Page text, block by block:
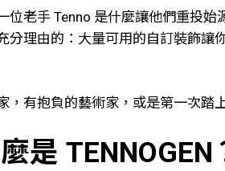
位老手 Tenno 是什麼讓他們重投
分理由的：大量可用的自訂裝飾讓
，有抱負的藝術家，或是第一次踏
是 TENNOGEN